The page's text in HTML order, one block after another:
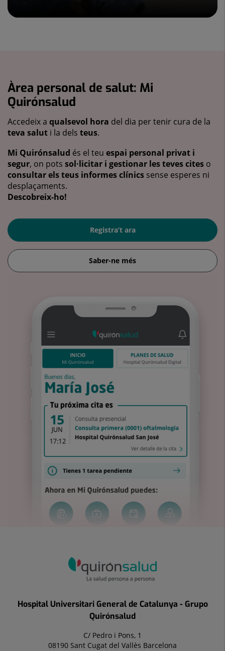
Àrea personal de salut: Mi
Quirónsalud
Accedeix a qualsevol hora del dia per tenir cura de la
teva salut i la dels teus.
Mi Quirónsalud és el teu espai personal privat i
segur, on pots sol·licitar i gestionar les teves cites o
consultar els teus informes clínics sense esperes ni
desplaçaments.
Descobreix-ho!
Registra’t ara
Saber-ne més
Hospital Universitari General de Catalunya - Grupo
Quirónsalud
C/ Pedro i Pons, 1
08190 Sant Cugat del Vallès Barcelona